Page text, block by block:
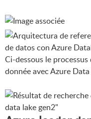
Ci-dessous le
donnée avec Azure